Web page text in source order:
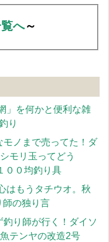
へ～
」を何かと便利な雑
り
モノまで売ってた！ダ
モリ玉ってどう
０均釣り具
はもうタチウオ。秋
師の独り言
釣り師が行く！ダイソ
魚テンヤの改造2号